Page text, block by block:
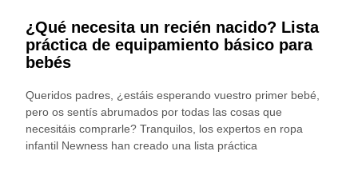
¿Qué necesita un recién nacido? Lista
práctica de equipamiento básico para
bebés
Queridos padres, ¿estáis esperando vuestro primer bebé,
pero os sentís abrumados por todas las cosas que
necesitáis comprarle? Tranquilos, los expertos en ropa
infantil Newness han creado una lista práctica